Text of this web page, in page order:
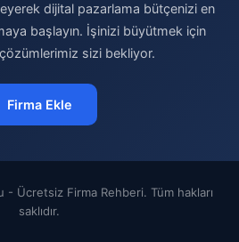
dijital pazarlama bütçenizi en
başlayın. İşinizi büyütmek için
sizi bekliyor.
Firma Ekle
Ücretsiz Firma Rehberi. Tüm hakları
saklıdır.